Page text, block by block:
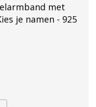
met
je namen - 925